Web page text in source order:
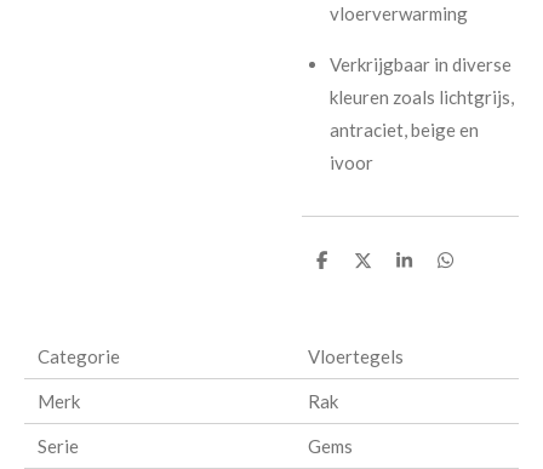
vloerverwarming
Verkrijgbaar in diverse
kleuren zoals lichtgrijs,
antraciet, beige en
ivoor
D
D
S
D
Categorie Vloertegels
Merk Rak
Serie Gems